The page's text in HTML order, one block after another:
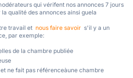
qui vérifent nos annonces 7 jours
qualité des annonces ainsi guela
travail et nous faire savoir
  s'il y a un
par exemple:
de la chambre publiée
ne fait pas référenceàune chambre